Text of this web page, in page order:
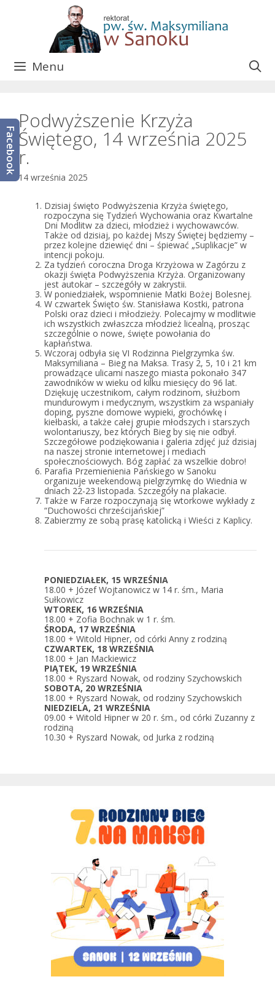
Facebook
Menu
Podwyższenie Krzyża
Świętego, 14 września 2025
r.
14 września 2025
Dzisiaj święto Podwyższenia Krzyża świętego,
rozpoczyna się Tydzień Wychowania oraz Kwartalne
Dni Modlitw za dzieci, młodzież i wychowawców.
Także od dzisiaj, po każdej Mszy Świętej będziemy –
przez kolejne dziewięć dni – śpiewać „Suplikacje” w
intencji pokoju.
Za tydzień coroczna Droga Krzyżowa w Zagórzu z
okazji święta Podwyższenia Krzyża. Organizowany
jest autokar – szczegóły w zakrystii.
W poniedziałek, wspomnienie Matki Bożej Bolesnej.
W czwartek Święto św. Stanisława Kostki, patrona
Polski oraz dzieci i młodzieży. Polecajmy w modlitwie
ich wszystkich zwłaszcza młodzież licealną, prosząc
szczególnie o nowe, święte powołania do
kapłaństwa.
Wczoraj odbyła się VI Rodzinna Pielgrzymka św.
Maksymiliana – Bieg na Maksa. Trasy 2, 5, 10 i 21 km
prowadzące ulicami naszego miasta pokonało 347
zawodników w wieku od kilku miesięcy do 96 lat.
Dziękuję uczestnikom, całym rodzinom, służbom
mundurowym i medycznym, wszystkim za wspaniały
doping, pyszne domowe wypieki, grochówkę i
kiełbaski, a także całej grupie młodszych i starszych
wolontariuszy, bez których Bieg by się nie odbył.
Szczegółowe podziękowania i galeria zdjęć już dzisiaj
na naszej stronie internetowej i mediach
społecznościowych. Bóg zapłać za wszelkie dobro!
Parafia Przemienienia Pańskiego w Sanoku
organizuje weekendową pielgrzymkę do Wiednia w
dniach 22-23 listopada. Szczegóły na plakacie.
Także w Farze rozpoczynają się wtorkowe wykłady z
“Duchowości chrześcijańskiej”
Zabierzmy ze sobą prasę katolicką i Wieści z Kaplicy.
PONIEDZIAŁEK, 15 WRZEŚNIA
18.00 + Józef Wojtanowicz w 14 r. śm., Maria
Sułkowicz
WTOREK, 16 WRZEŚNIA
18.00 + Zofia Bochnak w 1 r. śm.
ŚRODA, 17 WRZEŚNIA
18.00 + Witold Hipner, od córki Anny z rodziną
CZWARTEK, 18 WRZEŚNIA
18.00 + Jan Mackiewicz
PIĄTEK, 19 WRZEŚNIA
18.00 + Ryszard Nowak, od rodziny Szychowskich
SOBOTA, 20 WRZEŚNIA
18.00 + Ryszard Nowak, od rodziny Szychowskich
NIEDZIELA, 21 WRZEŚNIA
09.00 + Witold Hipner w 20 r. śm., od córki Zuzanny z
rodziną
10.30 + Ryszard Nowak, od Jurka z rodziną